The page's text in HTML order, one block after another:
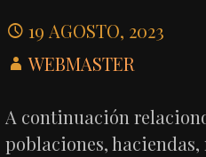
19 AGOSTO, 2023
WEBMASTER
A continuación
poblaciones,